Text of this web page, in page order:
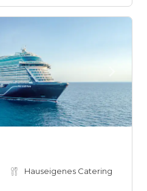
Hauseigenes Catering